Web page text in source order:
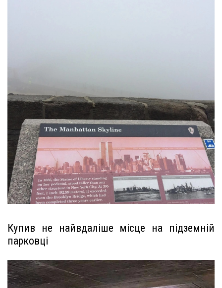
Купив не найвдаліше місце на підземній
парковці